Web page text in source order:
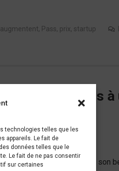
technologies telles que les
appareils. Le fait de
données telles que le
Le fait de ne pas consentir
sur certaines
, Pass, prix, startup
accrochez-vous
notre meilleure offre dans son